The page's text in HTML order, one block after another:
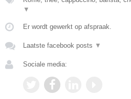
▼
Er wordt gewerkt op afspraak.
Laatste facebook posts ▼
Sociale media: